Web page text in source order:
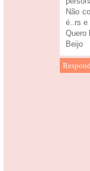
Não
é..rs e
Quero
Beijo